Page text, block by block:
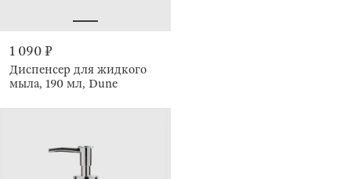
1 090 ₽
Диспенсер для жидкого
мыла, 190 мл, Dune